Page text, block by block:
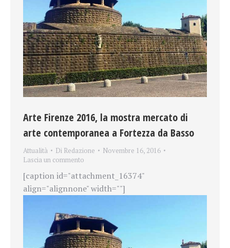
Arte Firenze 2016, la mostra mercato di
arte contemporanea a Fortezza da Basso
Attualità Di Redazione
Novembre 16, 2016
Lascia un commento
[caption id="attachment_16374"
align="alignnone" width=""]